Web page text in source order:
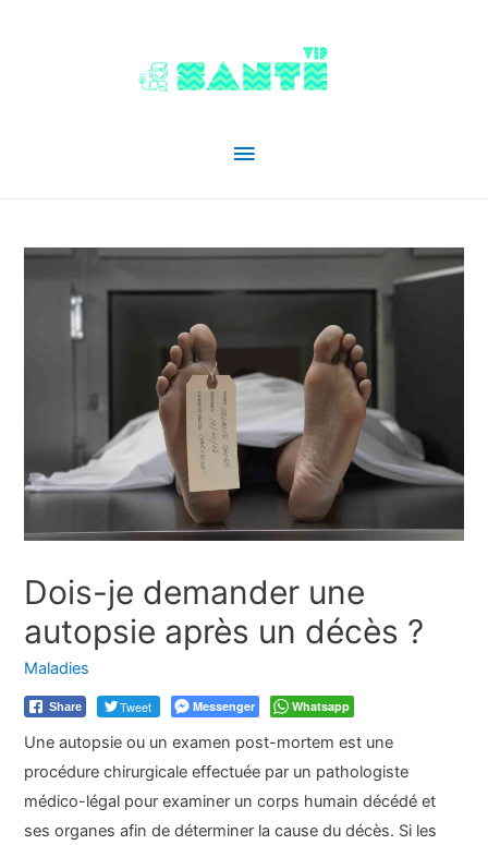
Menu
Dois-je demander une
autopsie après un décès ?
Maladies
Share Tweet Messenger Whatsapp
Une autopsie ou un examen post-mortem est une
procédure chirurgicale effectuée par un pathologiste
médico-légal pour examiner un corps humain décédé et
ses organes afin de déterminer la cause du décès. Si les